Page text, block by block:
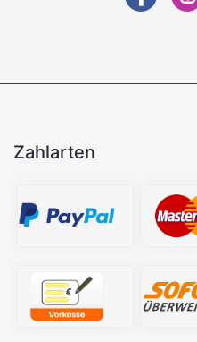
Zahlarten